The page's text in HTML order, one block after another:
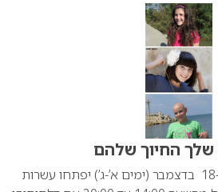
שלך החיוך שלהם
במשך שלושה ימים 18-20 בדצמבר (ימים א’-ג’) יפתחו עשרות